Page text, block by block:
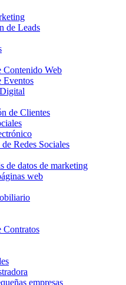
de Leads
Contenido Web
Eventos
de Clientes
Redes Sociales
de datos de marketing
web
Contratos
empresas